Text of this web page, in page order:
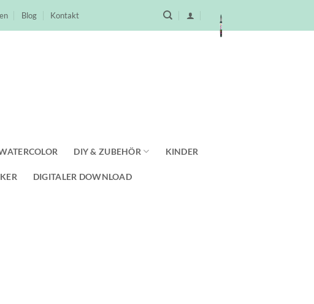
Blog Kontakt
DIY & ZUBEHÖR KINDER
DIGITALER DOWNLOAD